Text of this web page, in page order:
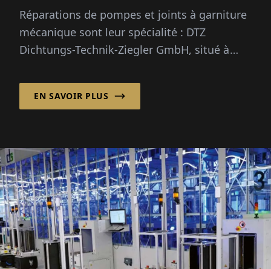
Réparations de pompes et joints à garniture
mécanique sont leur spécialité : DTZ
Dichtungs-Technik-Ziegler GmbH, situé à
EN SAVOIR PLUS